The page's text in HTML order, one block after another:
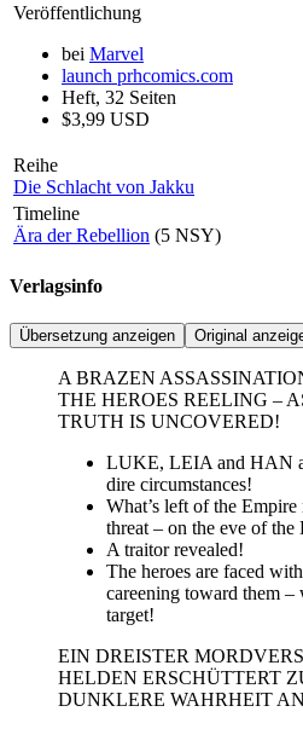
Veröffentlichung
bei Marvel
launch prhcomics.com
Heft, 32 Seiten
$3,99 USD
Reihe
Die Schlacht von Jakku
Timeline
Ära der Rebellion (5 NSY)
Verlagsinfo
Übersetzung anzeigen Original
A BRAZEN
THE HEROES REELING –
TRUTH IS UNCOVERED!
LUKE, LEIA and HAN
dire circumstances!
What’s left of the
threat – on the eve of
A traitor revealed!
The heroes are faced
careening toward them
target!
EIN DREISTER
HELDEN ERSCHÜTTERT
DUNKLERE WAHRHEIT